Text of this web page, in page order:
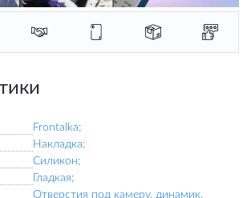
Frontalka;
Накладка;
Силикон;
Гладкая;
Отверстия под камеру, динамик,